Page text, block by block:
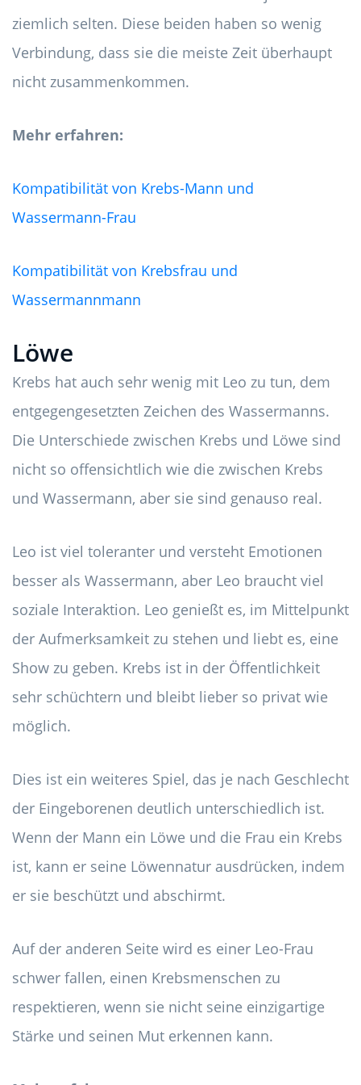
ziemlich selten. Diese beiden haben so wenig
Verbindung, dass sie die meiste Zeit überhaupt
nicht zusammenkommen.
Mehr erfahren:
Kompatibilität von Krebs-Mann und
Wassermann-Frau
Kompatibilität von Krebsfrau und
Wassermannmann
Löwe
Krebs hat auch sehr wenig mit Leo zu tun, dem
entgegengesetzten Zeichen des Wassermanns.
Die Unterschiede zwischen Krebs und Löwe sind
nicht so offensichtlich wie die zwischen Krebs
und Wassermann, aber sie sind genauso real.
Leo ist viel toleranter und versteht Emotionen
besser als Wassermann, aber Leo braucht viel
soziale Interaktion. Leo genießt es, im Mittelpunkt
der Aufmerksamkeit zu stehen und liebt es, eine
Show zu geben. Krebs ist in der Öffentlichkeit
sehr schüchtern und bleibt lieber so privat wie
möglich.
Dies ist ein weiteres Spiel, das je nach Geschlecht
der Eingeborenen deutlich unterschiedlich ist.
Wenn der Mann ein Löwe und die Frau ein Krebs
ist, kann er seine Löwennatur ausdrücken, indem
er sie beschützt und abschirmt.
Auf der anderen Seite wird es einer Leo-Frau
schwer fallen, einen Krebsmenschen zu
respektieren, wenn sie nicht seine einzigartige
Stärke und seinen Mut erkennen kann.